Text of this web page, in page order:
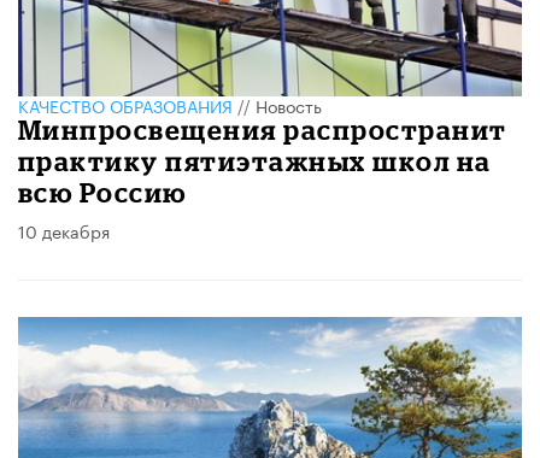
КАЧЕСТВО ОБРАЗОВАНИЯ//Новость
Минпросвещения распространит
практику пятиэтажных школ на
всю Россию
10 декабря